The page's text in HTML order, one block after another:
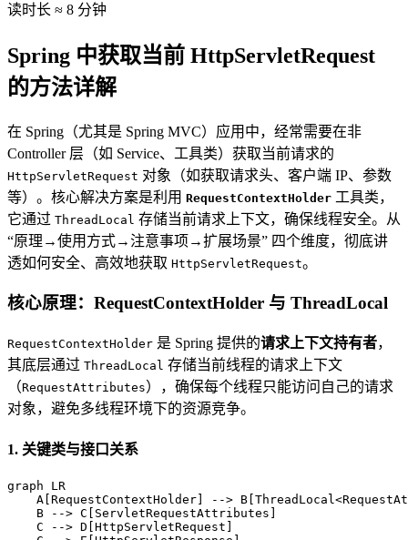
读时长 ≈ 8 分钟
Spring 中获取当前 HttpServletRequest
的方法详解
在 Spring（尤其是 Spring MVC）应用中，经常需要在非
Controller 层（如 Service、工具类）获取当前请求的
HttpServletRequest 对象（如获取请求头、客户端 IP、参数
等）。核心解决方案是利用 RequestContextHolder 工具类，
它通过 ThreadLocal 存储当前请求上下文，确保线程安全。从
“原理→使用方式→注意事项→扩展场景” 四个维度，彻底讲
透如何安全、高效地获取 HttpServletRequest。
核心原理：RequestContextHolder 与 ThreadLocal
RequestContextHolder 是 Spring 提供的请求上下文持有者，
其底层通过 ThreadLocal 存储当前线程的请求上下文
（RequestAttributes），确保每个线程只能访问自己的请求
对象，避免多线程环境下的资源竞争。
1. 关键类与接口关系
graph LR
A[RequestContextHolder] -->
    B --> C[ServletRequestAttributes]
    C --> D[HttpServletRequest]